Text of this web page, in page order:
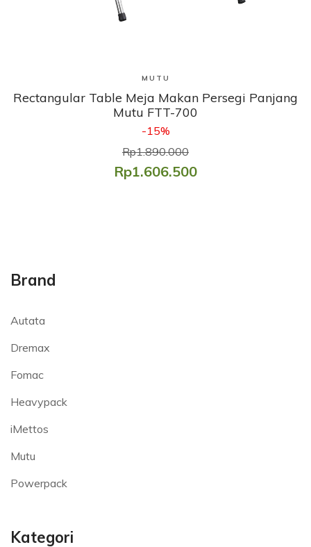
Brand
Autata
Dremax
Fomac
Heavypack
iMettos
Mutu
Powerpack
Kategori
Lihat Produk
MUTU
Rectangular Table Meja Makan Persegi Panjang
Mutu FTT-700
-15%
Rp1.890.000
Rp1.606.500